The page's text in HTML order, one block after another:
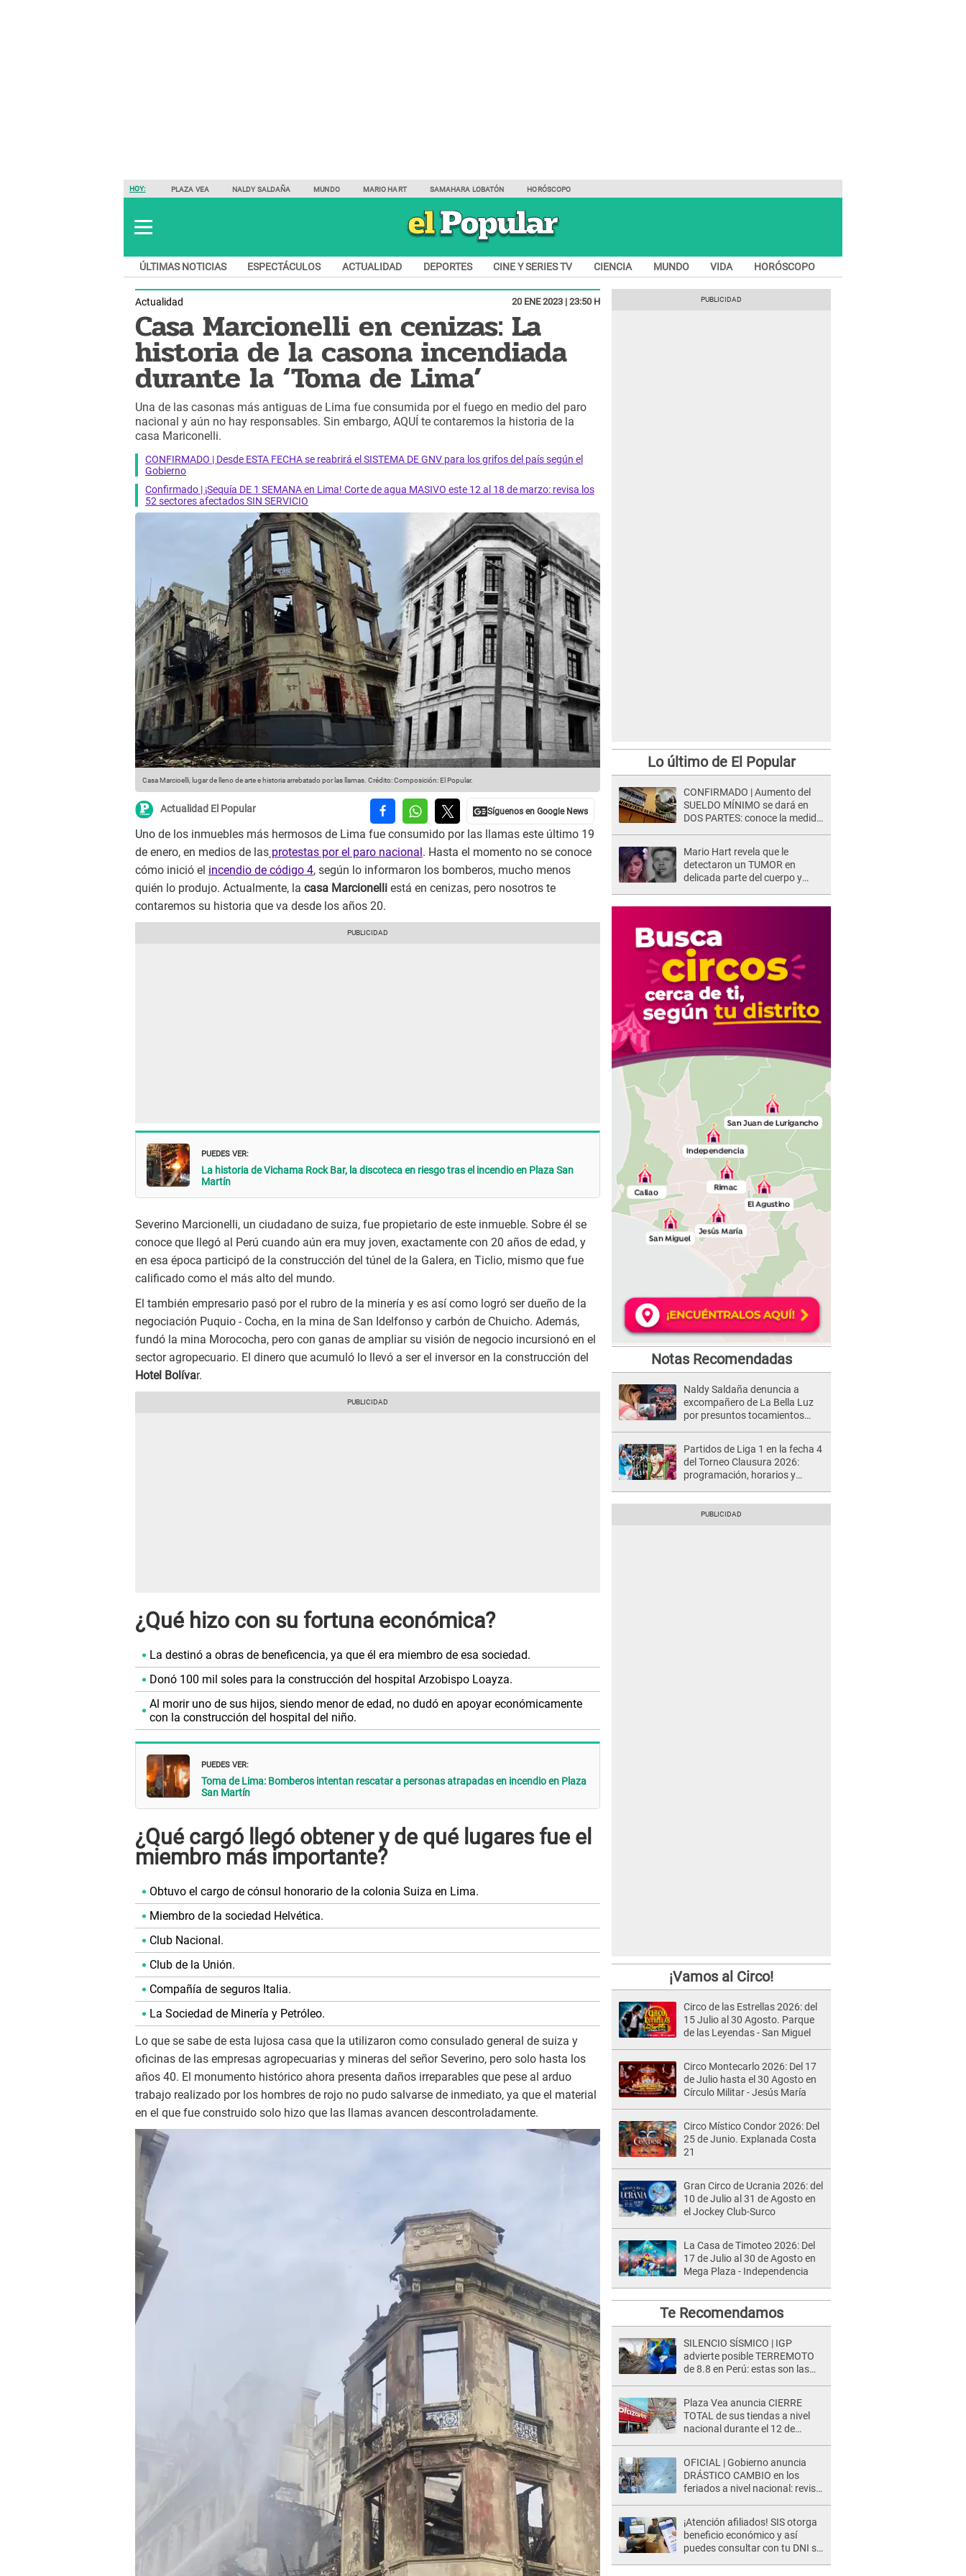
HOY: PLAZA VEA NALDY SALDAÑA MUNDO MARIO HART SAMAHARA LOBATÓN HORÓSCOPO
ÚLTIMAS NOTICIAS ESPECTÁCULOS ACTUALIDAD DEPORTES CINE Y SERIES TV CIENCIA MUNDO VIDA HORÓSCOPO
Actualidad 20 ENE 2023 | 23:50 H
Casa Marcionelli en cenizas: La
historia de la casona incendiada
durante la ‘Toma de Lima’
Una de las casonas más antiguas de Lima fue consumida por el fuego en medio del paro
nacional y aún no hay responsables. Sin embargo, AQUÍ te contaremos la historia de la
casa Mariconelli.
CONFIRMADO | Desde ESTA FECHA se reabrirá el SISTEMA DE GNV para los grifos del país según el
Gobierno
Confirmado | ¡Sequía DE 1 SEMANA en Lima! Corte de agua MASIVO este 12 al 18 de marzo: revisa los
52 sectores afectados SIN SERVICIO
Casa Marcioelli, lugar de lleno de arte e historia arrebatado por las llamas. Crédito: Composición: El Popular.
Actualidad El Popular
Uno de los inmuebles más hermosos de Lima fue consumido por las llamas este último 19
de enero, en medios de las protestas por el paro nacional . Hasta el momento no se conoce
cómo inició el incendio de código 4, según lo informaron los bomberos, mucho menos
quién lo produjo. Actualmente, la casa Marcionelli está en cenizas, pero nosotros te
contaremos su historia que va desde los años 20.
PUEDES VER:
La historia de Vichama Rock Bar, la discoteca en riesgo tras el incendio en Plaza San
Martín
Severino Marcionelli, un ciudadano de suiza, fue propietario de este inmueble. Sobre él se
conoce que llegó al Perú cuando aún era muy joven, exactamente con 20 años de edad, y
en esa época participó de la construcción del túnel de la Galera, en Ticlio, mismo que fue
calificado como el más alto del mundo.
El también empresario pasó por el rubro de la minería y es así como logró ser dueño de la
negociación Puquio - Cocha, en la mina de San Idelfonso y carbón de Chuicho. Además,
fundó la mina Morococha, pero con ganas de ampliar su visión de negocio incursionó en el
sector agropecuario. El dinero que acumuló lo llevó a ser el inversor en la construcción del
Hotel Bolívar.
¿Qué hizo con su fortuna económica?
La destinó a obras de beneficencia, ya que él era miembro de esa sociedad.
Donó 100 mil soles para la construcción del hospital Arzobispo Loayza.
Al morir uno de sus hijos, siendo menor de edad, no dudó en apoyar económicamente
con la construcción del hospital del niño.
PUEDES VER:
Toma de Lima: Bomberos intentan rescatar a personas atrapadas en incendio en Plaza
San Martín
¿Qué cargó llegó obtener y de qué lugares fue el
miembro más importante?
Obtuvo el cargo de cónsul honorario de la colonia Suiza en Lima.
Miembro de la sociedad Helvética.
Club Nacional.
Club de la Unión.
Compañía de seguros Italia.
La Sociedad de Minería y Petróleo.
Lo que se sabe de esta lujosa casa que la utilizaron como consulado general de suiza y
oficinas de las empresas agropecuarias y mineras del señor Severino, pero solo hasta los
años 40. El monumento histórico ahora presenta daños irreparables que pese al arduo
trabajo realizado por los hombres de rojo no pudo salvarse de inmediato, ya que el material
en el que fue construido solo hizo que las llamas avancen descontroladamente.
Lo último de El Popular
CONFIRMADO | Aumento del
SUELDO MÍNIMO se dará en
DOS PARTES: conoce la medida
Mario Hart revela que le
detectaron un TUMOR en
delicada parte del cuerpo y
Notas Recomendadas
Naldy Saldaña denuncia a
excompañero de La Bella Luz
por presuntos tocamientos
Partidos de Liga 1 en la fecha 4
del Torneo Clausura 2026:
programación, horarios y
¡Vamos al Circo!
Circo de las Estrellas 2026: del
15 Julio al 30 Agosto. Parque
de las Leyendas - San Miguel
Circo Montecarlo 2026: Del 17
de Julio hasta el 30 Agosto en
Círculo Militar - Jesús María
Circo Místico Condor 2026: Del
25 de Junio. Explanada Costa
21
Gran Circo de Ucrania 2026: del
10 de Julio al 31 de Agosto en
el Jockey Club-Surco
La Casa de Timoteo 2026: Del
17 de Julio al 30 de Agosto en
Mega Plaza - Independencia
Te Recomendamos
SILENCIO SÍSMICO | IGP
advierte posible TERREMOTO
de 8.8 en Perú: estas son las
Plaza Vea anuncia CIERRE
TOTAL de sus tiendas a nivel
nacional durante el 12 de
OFICIAL | Gobierno anuncia
DRÁSTICO CAMBIO en los
feriados a nivel nacional: revisa
¡Atención afiliados! SIS otorga
beneficio económico y así
puedes consultar con tu DNI si